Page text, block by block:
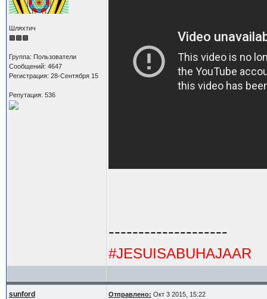
Шляхтич
Группа: Пользователи
Сообщений: 4647
Регистрация: 28-Сентября 15
Репутация: 536
--------------------
#JESUISABUHAJAAR
sunford Отправлено: Окт 3 2015, 15:22